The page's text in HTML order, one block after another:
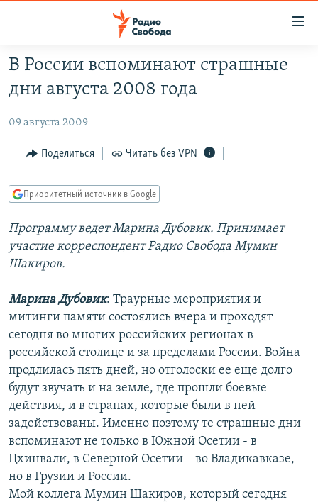
упрощенного
доступа
содержанию
Вернутся
навигации
Вернутся
ПОДКАСТЫ
АВТОРСКИЕ ПРОЕКТЫ
ЦИТАТЫ СВОБОДЫ
КУЛЬТУРА
IDEL.РЕАЛИИ
КАВКАЗ.РЕАЛИИ
СИБИРЬ.РЕАЛИИ
РАСПИСАНИЕ ВЕЩАНИЯ
ПОДПИШИТЕСЬ НА РАССЫЛКУ
СОЦИАЛЬНЫЕ СЕТИ
Все сайты РСЕ/РС
В России вспоминают страшные
дни августа 2008 года
09 августа 2009
Поделиться Читать без VPN
Приоритетный источник в Google
Программу ведет Марина Дубовик. Принимает
участие корреспондент Радио Свобода Мумин
Шакиров.
Марина Дубовик: Траурные мероприятия и
митинги памяти состоялись вчера и проходят
сегодня во многих российских регионах в
российской столице и за пределами России. Война
продлилась пять дней, но отголоски ее еще долго
будут звучать и на земле, где прошли боевые
действия, и в странах, которые были в ней
задействованы. Именно поэтому те страшные дни
вспоминают не только в Южной Осетии - в
Цхинвали, в Северной Осетии – во Владикавказе,
но в Грузии и России.
Мой коллега Мумин Шакиров, который сегодня